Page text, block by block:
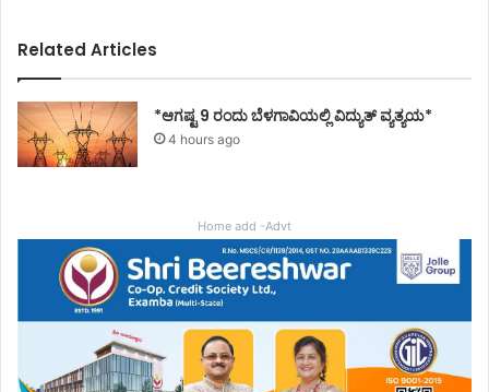
Related Articles
*ಆಗಷ್ಟ 9 ರಂದು ಬೆಳಗಾವಿಯಲ್ಲಿ ವಿದ್ಯುತ್ ವ್ಯತ್ಯಯ*
4 hours ago
Home add -Advt